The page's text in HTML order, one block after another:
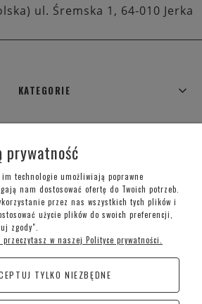
ul. Śremska 1, 64-010 Jerka
KATEGORIE
MOJE KONTO
O SKLEPIE
–+48 697 733 970
prywatność
technologie umożliwiają poprawne
nam dostosować ofertę do Twoich potrzeb.
przez nas wszystkich tych plików i
użycie plików do swoich preferencji,
zgody".
w naszej Polityce prywatności.
TYLKO NIEZBĘDNE